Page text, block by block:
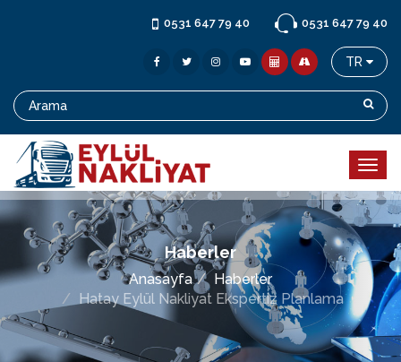
0531 647 79 40 0531 647 79 40
TR
Haberler
Anasayfa
Haberler
Hatay Eylül Nakliyat Ekspertiz Planlama